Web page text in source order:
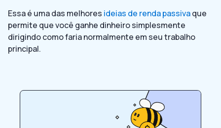
Essa é uma das melhores ideias de renda passivaque
permite que você ganhe dinheiro simplesmente
dirigindo como faria normalmente em seu trabalho
principal.